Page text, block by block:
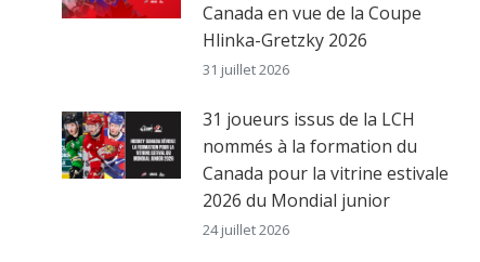
Canada en vue de la Coupe
Hlinka-Gretzky 2026
31 juillet 2026
31 joueurs issus de la LCH
nommés à la formation du
Canada pour la vitrine estivale
2026 du Mondial junior
24 juillet 2026